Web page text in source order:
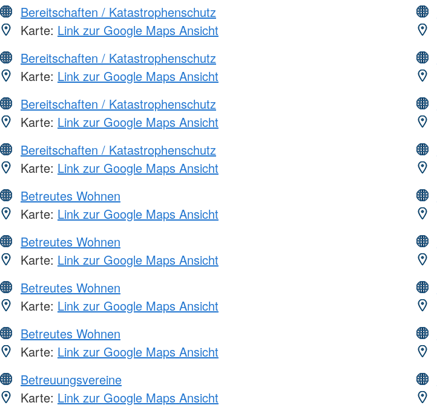
Bereitschaften / Katastrophenschutz
Karte: Link zur Google Maps Ansicht
Bereitschaften / Katastrophenschutz
Karte: Link zur Google Maps Ansicht
Bereitschaften / Katastrophenschutz
Karte: Link zur Google Maps Ansicht
Bereitschaften / Katastrophenschutz
Karte: Link zur Google Maps Ansicht
Betreutes Wohnen
Karte: Link zur Google Maps Ansicht
Betreutes Wohnen
Karte: Link zur Google Maps Ansicht
Betreutes Wohnen
Karte: Link zur Google Maps Ansicht
Betreutes Wohnen
Karte: Link zur Google Maps Ansicht
Betreuungsvereine
Karte: Link zur Google Maps Ansicht